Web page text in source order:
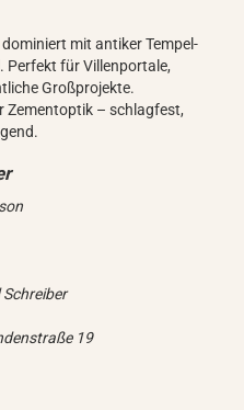
dominiert mit antiker Tempel-
für Villenportale,
Großprojekte.
Zementoptik – schlagfest,
19